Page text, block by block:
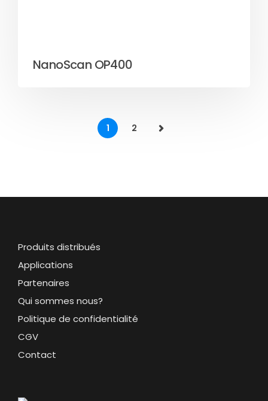
NanoScan OP400
1 2
Produits distribués
Applications
Partenaires
Qui sommes nous?
Politique de confidentialité
CGV
Contact